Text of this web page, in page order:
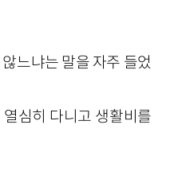
느냐는 말을 자주 들었
심히 다니고 생활비를